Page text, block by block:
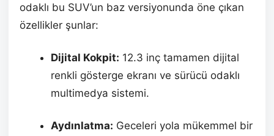
odaklı bu SUV’un baz versiyonunda öne çıkan
özellikler şunlar:
Dijital Kokpit: 12.3 inç tamamen dijital
renkli gösterge ekranı ve sürücü odaklı
multimedya sistemi.
Aydınlatma: Geceleri yola mükemmel bir